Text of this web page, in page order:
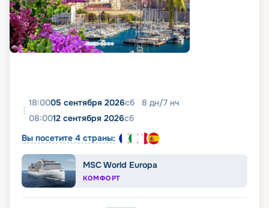
18:0005 сентября 2026сб 8 дн/7 нч
08:0012 сентября 2026сб
Вы посетите 4 страны:
MSC World Europa
КОМФОРТ